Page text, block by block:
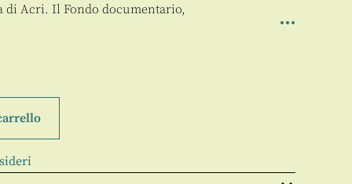
di Acri. Il Fondo documentario,